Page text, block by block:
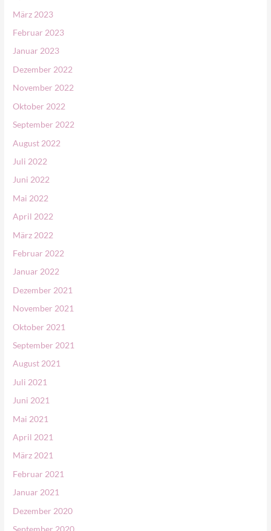
März 2023
Februar 2023
Januar 2023
Dezember 2022
November 2022
Oktober 2022
September 2022
August 2022
Juli 2022
Juni 2022
Mai 2022
April 2022
März 2022
Februar 2022
Januar 2022
Dezember 2021
November 2021
Oktober 2021
September 2021
August 2021
Juli 2021
Juni 2021
Mai 2021
April 2021
März 2021
Februar 2021
Januar 2021
Dezember 2020
September 2020